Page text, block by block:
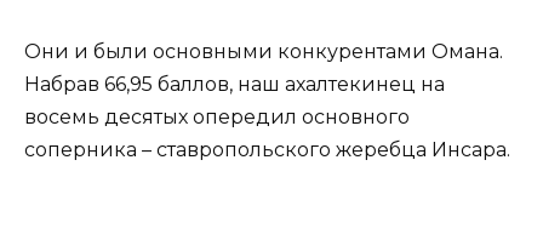
Они и были основными конкурентами Омана.
Набрав 66,95 баллов, наш ахалтекинец на
восемь десятых опередил основного
соперника – ставропольского жеребца Инсара.